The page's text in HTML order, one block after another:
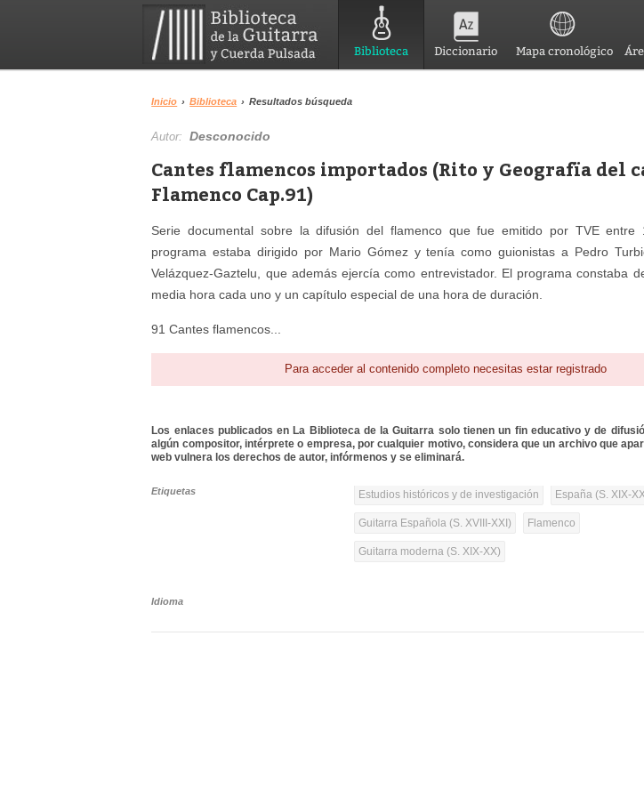
Biblioteca Diccionario Mapa cronológico
Inicio › Biblioteca › Resultados búsqueda
Autor:Desconocido
Cantes flamencos importados (Rito y Geografïa del
Flamenco Cap.91)
Serie documental sobre la difusión del flamenco que fue emitido por TVE entre
programa estaba dirigido por Mario Gómez y tenía como guionistas a Pedro
Velázquez-Gaztelu, que además ejercía como entrevistador. El programa constaba
media hora cada uno y un capítulo especial de una hora de duración.
91 Cantes flamencos...
Para acceder al contenido completo necesitas estar registrado
Los enlaces publicados en La Biblioteca de la Guitarra solo tienen un fin educativo y de
algún compositor, intérprete o empresa, por cualquier motivo, considera que un archivo que
web vulnera los derechos de autor, infórmenos y se eliminará.
Etiquetas Estudios históricos y de investigación España (S. XIX-
Guitarra Española (S. XVIII-XXI) Flamenco
Guitarra moderna (S. XIX-XX)
Idioma